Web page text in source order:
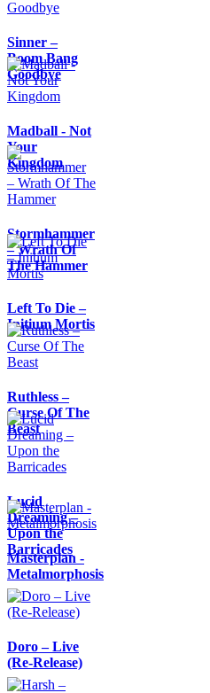
Sinner –
Boom Bang
Goodbye
Madball - Not
Your
Kingdom
Stormhammer
– Wrath Of
The Hammer
Left To Die –
Initium Mortis
Ruthless –
Curse Of The
Beast
Lucid
Dreaming –
Upon the
Barricades
Masterplan -
Metalmorphosis
Doro – Live
(Re-Release)